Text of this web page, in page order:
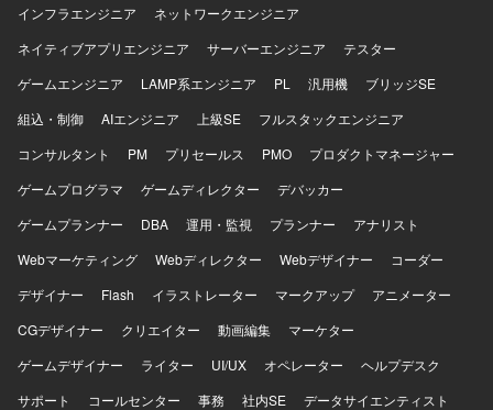
ジェクトマネジメント計画書（Project Management Plan）
を作成いたします。 WBS（Work Breakdown Structure）を
作成し、週次で維持管理いたします。 IT進捗報告資料を作
成し、ステークホルダーへ報告いたします。 【求める人物
す。 関係者と円滑にコミュニケーションを取りながら協調
性を発揮し、提案力を持って業務に取り組んでいただける
応力をお持ちの方を歓迎いたします。 【ポジションの魅
力】 航空業界の機内販売領域におけるPOSデバイス刷新プ
ロジェクトに参画し、モバイルオーダー導入や決済業務フ
ロー設計など上流工程から携わることができます。 プロジ
の作成などを通じて、プロジェクトマネジメントスキルを
高めていただけます。 【開発環境】 Google Workspaceを
インフラエンジニア
ネットワークエンジニア
ネイティブアプリエンジニア
サーバーエンジニア
テスター
ゲームエンジニア
LAMP系エンジニア PL 汎用機
ブリッジSE
組込・制御
AIエンジニア 上級SE
フルスタックエンジニア
コンサルタント
PM プリセールス PMO
プロダクトマネージャー
ゲームプログラマ
ゲームディレクター
デバッカー
ゲームプランナー
DBA 運用・監視 プランナー
アナリスト
Webマーケティング
Webディレクター Webデザイナー
コーダー
デザイナー
Flash イラストレーター マークアップ
アニメーター
CGデザイナー
クリエイター 動画編集
マーケター
ゲームデザイナー
ライター UI/UX オペレーター
ヘルプデスク
サポート
コールセンター 事務 社内SE
データサイエンティスト